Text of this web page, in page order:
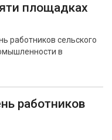
площадках
работников сельского
в
работников